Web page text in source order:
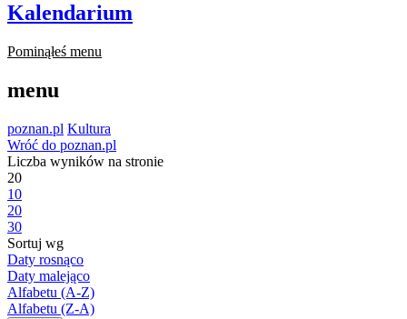
Kalendarium
Pominąłeś menu
menu
poznan.pl Kultura
Wróć do poznan.pl
Liczba wyników na stronie
20
10
20
30
Sortuj wg
Daty rosnąco
Daty malejąco
Alfabetu (A-Z)
Alfabetu (Z-A)